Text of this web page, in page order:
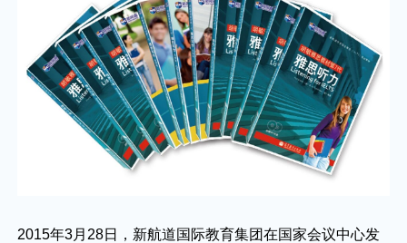
2015年3月28日，新航道国际教育集团在国家会议中心发